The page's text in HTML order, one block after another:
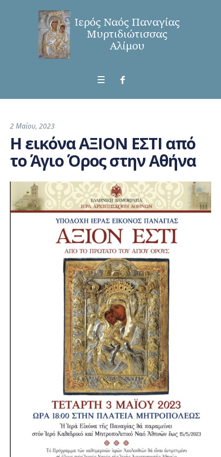
2 Μαΐου, 2023
Η εικόνα ΑΞΙΟΝ ΕΣΤΙ από
το Άγιο Όρος στην Αθήνα